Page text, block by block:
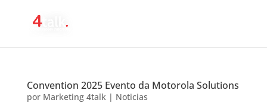
Convention 2025 Evento da Motorola Solutions
por Marketing 4talk| Noticias